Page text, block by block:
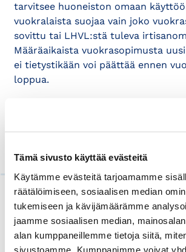
Tämä sivusto käyttää evästeitä
Käytämme evästeitä tarjoamamme
räätälöimiseen, sosiaalisen median
tukemiseen ja kävijämäärämme
jaamme sosiaalisen median,
alan kumppaneillemme tietoja siitä,
sivustoamme. Kumppanimme voivat
tarvitsee huoneiston omaan
vuokralaista suojaa vain joko
sovittu tai LHVL:stä tuleva
Määräaikaista vuokrasopimusta
ei tietystikään voi päättää ennen
loppua.
Lue myös